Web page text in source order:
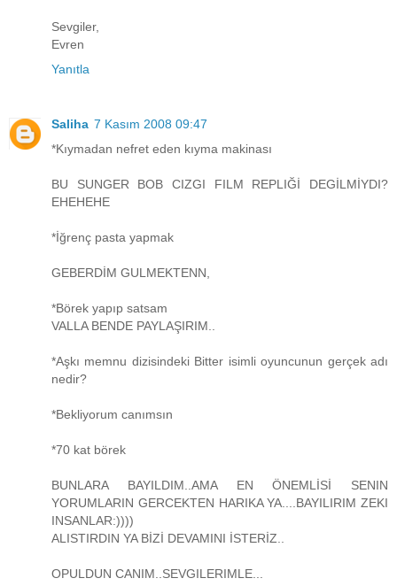
Sevgiler,
Evren
Yanıtla
Saliha 7 Kasım 2008 09:47
*Kıymadan nefret eden kıyma makinası
BU SUNGER BOB CIZGI FILM REPLIĞİ DEGİLMİYDI?
EHEHEHE
*İğrenç pasta yapmak
GEBERDİM GULMEKTENN,
*Börek yapıp satsam
VALLA BENDE PAYLAŞIRIM..
*Aşkı memnu dizisindeki Bitter isimli oyuncunun gerçek adı
nedir?
*Bekliyorum canımsın
*70 kat börek
BUNLARA BAYILDIM..AMA EN ÖNEMLİSİ SENIN
YORUMLARIN GERCEKTEN HARIKA YA....BAYILIRIM ZEKI
INSANLAR:))))
ALISTIRDIN YA BİZİ DEVAMINI İSTERİZ..
OPULDUN CANIM..SEVGILERIMLE...